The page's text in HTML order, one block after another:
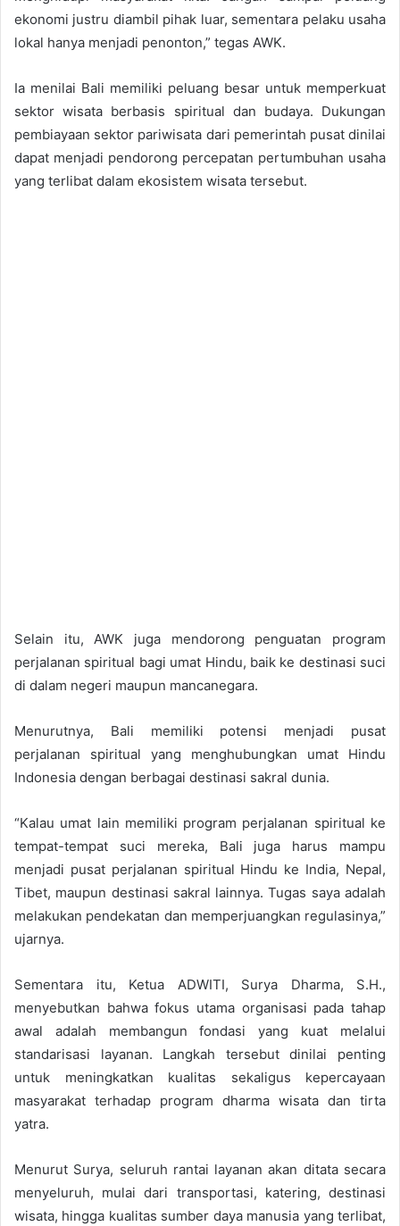
ekonomi justru diambil pihak luar, sementara pelaku usaha
lokal hanya menjadi penonton,” tegas AWK.
Ia menilai Bali memiliki peluang besar untuk memperkuat
sektor wisata berbasis spiritual dan budaya. Dukungan
pembiayaan sektor pariwisata dari pemerintah pusat dinilai
dapat menjadi pendorong percepatan pertumbuhan usaha
yang terlibat dalam ekosistem wisata tersebut.
Selain itu, AWK juga mendorong penguatan program
perjalanan spiritual bagi umat Hindu, baik ke destinasi suci
di dalam negeri maupun mancanegara.
Menurutnya, Bali memiliki potensi menjadi pusat
perjalanan spiritual yang menghubungkan umat Hindu
Indonesia dengan berbagai destinasi sakral dunia.
“Kalau umat lain memiliki program perjalanan spiritual ke
tempat-tempat suci mereka, Bali juga harus mampu
menjadi pusat perjalanan spiritual Hindu ke India, Nepal,
Tibet, maupun destinasi sakral lainnya. Tugas saya adalah
melakukan pendekatan dan memperjuangkan regulasinya,”
ujarnya.
Sementara itu, Ketua ADWITI, Surya Dharma, S.H.,
menyebutkan bahwa fokus utama organisasi pada tahap
awal adalah membangun fondasi yang kuat melalui
standarisasi layanan. Langkah tersebut dinilai penting
untuk meningkatkan kualitas sekaligus kepercayaan
masyarakat terhadap program dharma wisata dan tirta
yatra.
Menurut Surya, seluruh rantai layanan akan ditata secara
menyeluruh, mulai dari transportasi, katering, destinasi
wisata, hingga kualitas sumber daya manusia yang terlibat,